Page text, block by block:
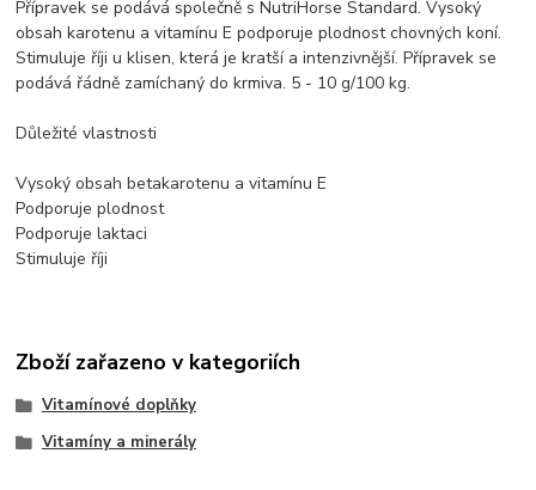
Přípravek se podává společně s NutriHorse Standard. Vysoký
obsah karotenu a vitamínu E podporuje plodnost chovných koní.
Stimuluje říji u klisen, která je kratší a intenzivnější. Přípravek se
podává řádně zamíchaný do krmiva. 5 - 10 g/100 kg.
Důležité vlastnosti
Vysoký obsah betakarotenu a vitamínu E
Podporuje plodnost
Podporuje laktaci
Stimuluje říji
Zboží zařazeno v kategoriích
Vitamínové doplňky
Vitamíny a minerály